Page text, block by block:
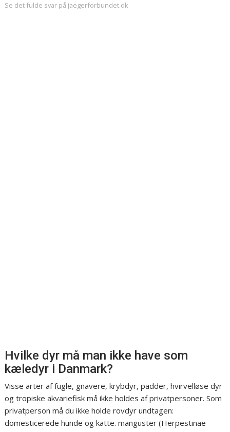
Se det fulde svar på jaegerforbundet.dk
Hvilke dyr må man ikke have som
kæledyr i Danmark?
Visse arter af fugle, gnavere, krybdyr, padder, hvirvelløse dyr
og tropiske akvariefisk må ikke holdes af privatpersoner. Som
privatperson må du ikke holde rovdyr undtagen:
domesticerede hunde og katte. manguster (Herpestinae